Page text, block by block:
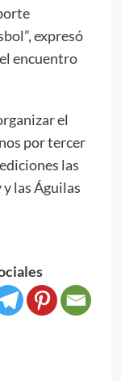
expresó
encuentro
el
por tercer
las
las Águilas